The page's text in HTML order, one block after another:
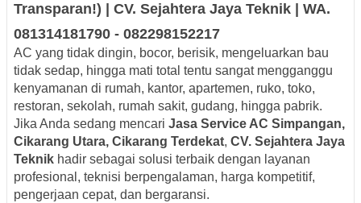
Transparan!) | CV. Sejahtera Jaya Teknik | WA.
081314181790 - 082298152217
AC yang tidak dingin, bocor, berisik, mengeluarkan bau
tidak sedap, hingga mati total tentu sangat mengganggu
kenyamanan di rumah, kantor, apartemen, ruko, toko,
restoran, sekolah, rumah sakit, gudang, hingga pabrik.
Jika Anda sedang mencari Jasa Service AC Simpangan,
Cikarang Utara, Cikarang Terdekat, CV. Sejahtera Jaya
Teknik hadir sebagai solusi terbaik dengan layanan
profesional, teknisi berpengalaman, harga kompetitif,
pengerjaan cepat, dan bergaransi.